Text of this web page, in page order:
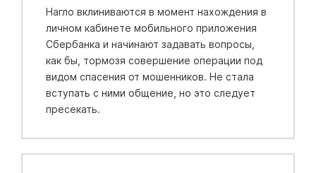
Нагло вклиниваются в момент нахождения в
личном кабинете мобильного приложения
Сбербанка и начинают задавать вопросы,
как бы, тормозя совершение операции под
видом спасения от мошенников. Не стала
вступать с ними общение, но это следует
пресекать.